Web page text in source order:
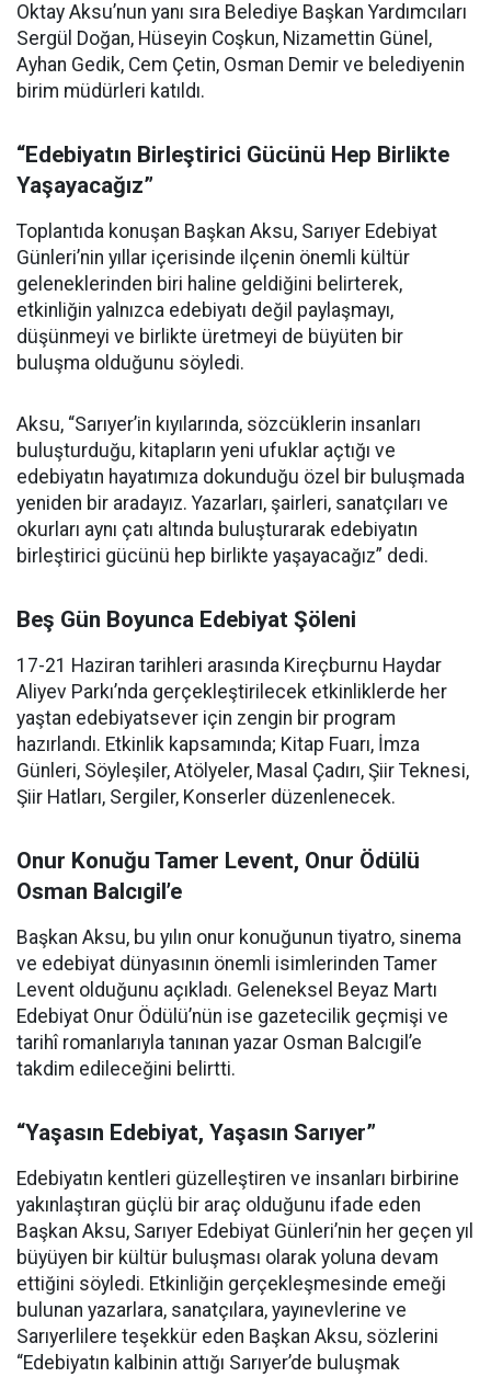
Oktay Aksu’nun yanı sıra Belediye Başkan Yardımcıları
Sergül Doğan, Hüseyin Coşkun, Nizamettin Günel,
Ayhan Gedik, Cem Çetin, Osman Demir ve belediyenin
birim müdürleri katıldı.
“Edebiyatın Birleştirici Gücünü Hep Birlikte
Yaşayacağız”
Toplantıda konuşan Başkan Aksu, Sarıyer Edebiyat
Günleri’nin yıllar içerisinde ilçenin önemli kültür
geleneklerinden biri haline geldiğini belirterek,
etkinliğin yalnızca edebiyatı değil paylaşmayı,
düşünmeyi ve birlikte üretmeyi de büyüten bir
buluşma olduğunu söyledi.
Aksu, “Sarıyer’in kıyılarında, sözcüklerin insanları
buluşturduğu, kitapların yeni ufuklar açtığı ve
edebiyatın hayatımıza dokunduğu özel bir buluşmada
yeniden bir aradayız. Yazarları, şairleri, sanatçıları ve
okurları aynı çatı altında buluşturarak edebiyatın
birleştirici gücünü hep birlikte yaşayacağız” dedi.
Beş Gün Boyunca Edebiyat Şöleni
17-21 Haziran tarihleri arasında Kireçburnu Haydar
Aliyev Parkı’nda gerçekleştirilecek etkinliklerde her
yaştan edebiyatsever için zengin bir program
hazırlandı. Etkinlik kapsamında; Kitap Fuarı, İmza
Günleri, Söyleşiler, Atölyeler, Masal Çadırı, Şiir Teknesi,
Şiir Hatları, Sergiler, Konserler düzenlenecek.
Onur Konuğu Tamer Levent, Onur Ödülü
Osman Balcıgil’e
Başkan Aksu, bu yılın onur konuğunun tiyatro, sinema
ve edebiyat dünyasının önemli isimlerinden Tamer
Levent olduğunu açıkladı. Geleneksel Beyaz Martı
Edebiyat Onur Ödülü’nün ise gazetecilik geçmişi ve
tarihî romanlarıyla tanınan yazar Osman Balcıgil’e
takdim edileceğini belirtti.
“Yaşasın Edebiyat, Yaşasın Sarıyer”
Edebiyatın kentleri güzelleştiren ve insanları birbirine
yakınlaştıran güçlü bir araç olduğunu ifade eden
Başkan Aksu, Sarıyer Edebiyat Günleri’nin her geçen yıl
büyüyen bir kültür buluşması olarak yoluna devam
ettiğini söyledi. Etkinliğin gerçekleşmesinde emeği
bulunan yazarlara, sanatçılara, yayınevlerine ve
Sarıyerlilere teşekkür eden Başkan Aksu, sözlerini
“Edebiyatın kalbinin attığı Sarıyer’de buluşmak